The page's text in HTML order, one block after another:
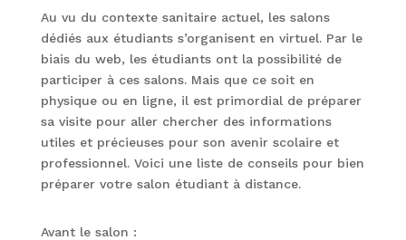
Au vu du contexte sanitaire actuel, les salons
dédiés aux étudiants s’organisent en virtuel. Par le
biais du web, les étudiants ont la possibilité de
participer à ces salons. Mais que ce soit en
physique ou en ligne, il est primordial de préparer
sa visite pour aller chercher des informations
utiles et précieuses pour son avenir scolaire et
professionnel. Voici une liste de conseils pour bien
préparer votre salon étudiant à distance.
Avant le salon :